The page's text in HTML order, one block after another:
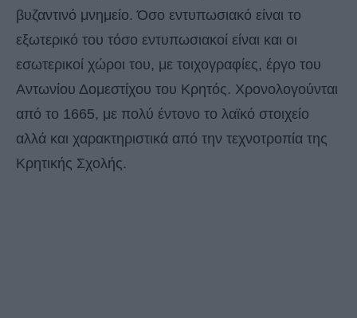
βυζαντινό μνημείο. Όσο εντυπωσιακό είναι το
εξωτερικό του τόσο εντυπωσιακοί είναι και οι
εσωτερικοί χώροι του, με τοιχογραφίες, έργο του
Αντωνίου Δομεστίχου του Κρητός. Χρονολογούνται
από το 1665, με πολύ έντονο το λαϊκό στοιχείο
αλλά και χαρακτηριστικά από την τεχνοτροπία της
Κρητικής Σχολής.